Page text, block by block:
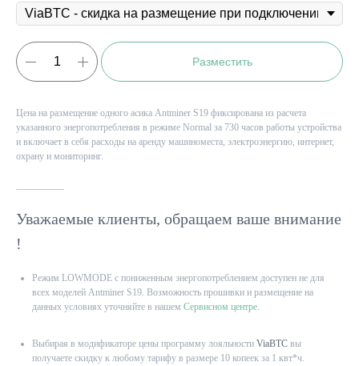
Разместить
Цена на размещение одного асика Antminer S19 фиксирована из расчета
указанного энергопотребления в режиме Normal за 730 часов работы устройства
и включает в себя расходы на аренду машиноместа, электроэнергию, интернет,
охрану и мониторинг.
Уважаемые клиенты, обращаем ваше внимание
!
Режим LOWMODE с пониженным энергопотреблением доступен не для
всех моделей Antminer S19. Возможность прошивки и размещение на
данных условиях уточняйте в нашем Сервисном центре.
Выбирая в модификаторе цены программу лояльности ViaBTC вы
получаете скидку к любому тарифу в размере 10 копеек за 1 квт*ч.